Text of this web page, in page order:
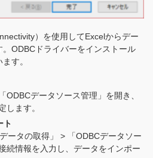
）を使用してExcelからデー
ODBCドライバーをインストール
す。
ODBCデータソース管理」を開き、
します。
ト
ータの取得」 > 「ODBCデータソー
続情報を入力し、データをインポー